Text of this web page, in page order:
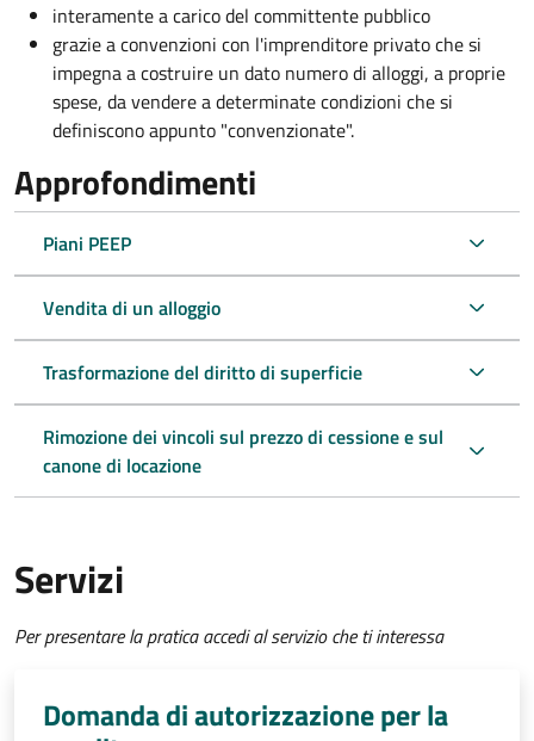
interamente a carico del committente pubblico
grazie a convenzioni con l'imprenditore privato che si
impegna a costruire un dato numero di alloggi, a proprie
spese, da vendere a determinate condizioni che si
definiscono appunto "convenzionate".
Approfondimenti
Piani PEEP
Vendita di un alloggio
Trasformazione del diritto di superficie
Rimozione dei vincoli sul prezzo di cessione e sul
canone di locazione
Servizi
Per presentare la pratica accedi al servizio che ti interessa
Domanda di autorizzazione per la